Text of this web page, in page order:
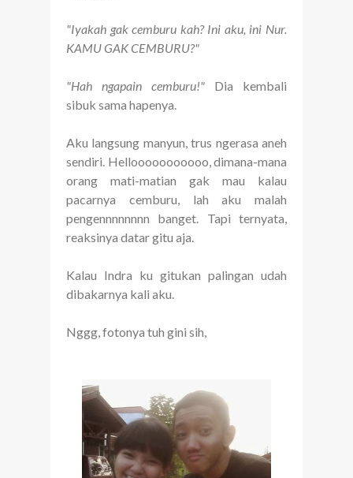
"Iyakah gak cemburu kah? Ini aku, ini Nur.
KAMU GAK CEMBURU?"
"Hah ngapain cemburu!" Dia kembali
sibuk sama hapenya.
Aku langsung manyun, trus ngerasa aneh
sendiri. Hellooooooooooo, dimana-mana
orang mati-matian gak mau kalau
pacarnya cemburu, lah aku malah
pengennnnnnnn banget. Tapi ternyata,
reaksinya datar gitu aja.
Kalau Indra ku gitukan palingan udah
dibakarnya kali aku.
Nggg, fotonya tuh gini sih,